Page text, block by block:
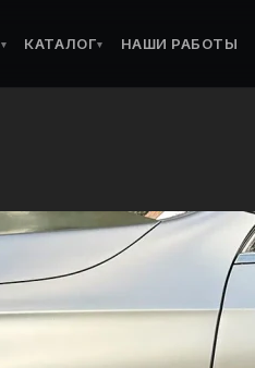
▾ КАТАЛОГ▾ НАШИ РАБОТЫ